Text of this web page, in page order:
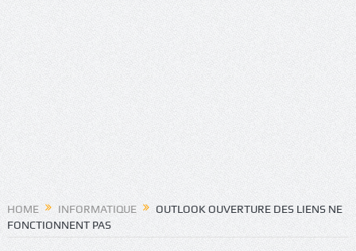
HOME INFORMATIQUE
OUTLOOK OUVERTURE DES LIENS NE
FONCTIONNENT PAS